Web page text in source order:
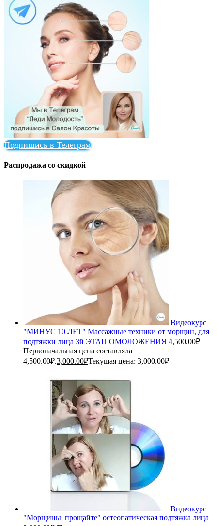
Подпишись в Телеграм
Распродажа со скидкой
Видеокурс
"МИНУС 10 ЛЕТ" Массажные техники от морщин, для
подтяжки лица 3й ЭТАП ОМОЛОЖЕНИЯ 4,500.00₽
Первоначальная цена составляла
4,500.00₽.3,000.00₽Текущая цена: 3,000.00₽.
Видеокурс
"Морщины, прощайте" остеопатическая подтяжка лица